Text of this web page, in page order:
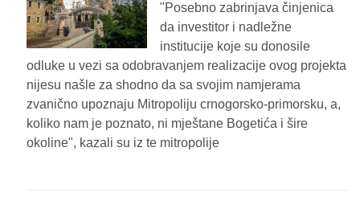
"Posebno zabrinjava činjenica
da investitor i nadležne
institucije koje su donosile
odluke u vezi sa odobravanjem realizacije ovog projekta
nijesu našle za shodno da sa svojim namjerama
zvanično upoznaju Mitropoliju crnogorsko-primorsku, a,
koliko nam je poznato, ni mještane Bogetića i šire
okoline", kazali su iz te mitropolije